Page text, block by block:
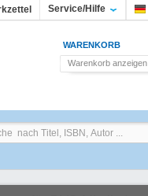
Service/Hilfe
WARENKORB
Warenkorb anzeigen